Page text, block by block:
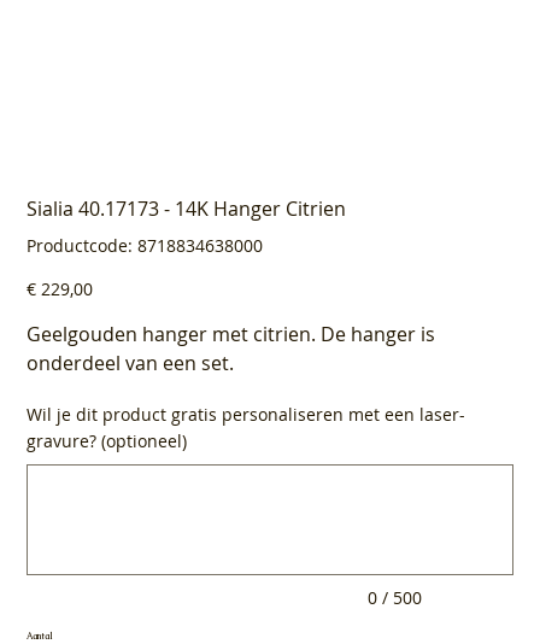
Sialia 40.17173 - 14K Hanger Citrien
Productcode: Productcode
8718834638000
8718834638000
Prijs
€ 229,00
Geelgouden hanger met citrien. De hanger is
onderdeel van een set.
Wil je dit product gratis personaliseren met een laser-
gravure? (optioneel)
0 / 500
Aantal